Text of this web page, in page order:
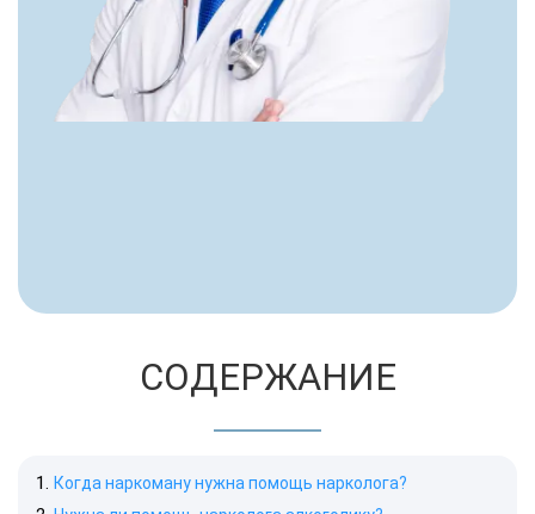
СОДЕРЖАНИЕ
Когда наркоману нужна помощь нарколога?